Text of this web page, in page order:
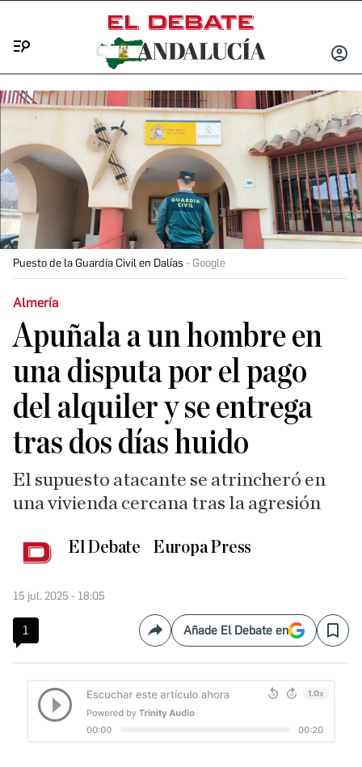
INICIAR
Puesto de la Guardia Civil en Dalías Google
Almería
Apuñala a un hombre en
una disputa por el pago
del alquiler y se entrega
tras dos días huido
El supuesto atacante se atrincheró en
una vivienda cercana tras la agresión
El Debate Europa Press
15 jul. 2025 - 18:05
1 CompartirAñade El Debate en Save